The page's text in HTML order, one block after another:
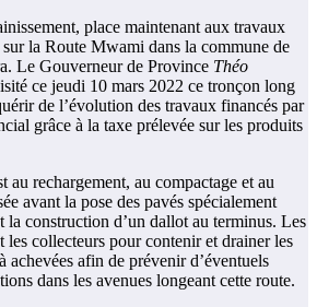
place maintenant aux travaux
la Route Mwami dans la commune de
Le Gouverneur de Province Théo
ce jeudi 10 mars 2022 ce tronçon long
de l’évolution des travaux financés par
grâce à la taxe prélevée sur les produits
au rechargement, au compactage et au
avant la pose des pavés spécialement
la construction d’un dallot au terminus. Les
les collecteurs pour contenir et drainer les
achevées afin de prévenir d’éventuels
dans les avenues longeant cette route.